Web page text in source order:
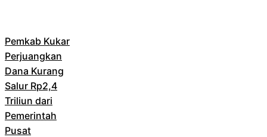
Pemkab Kukar
Perjuangkan
Dana Kurang
Salur Rp2,4
Triliun dari
Pemerintah
Pusat